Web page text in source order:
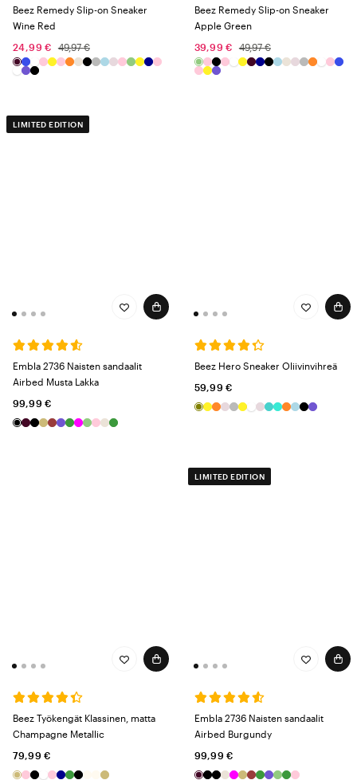
Beez Remedy Slip-on Sneaker
Wine Red
24,99 €
49,97 €
Beez Remedy Slip-on Sneaker
Apple Green
39,99 €
49,97 €
LIMITED EDITION
Embla 2736 Naisten sandaalit
Airbed Musta Lakka
99,99 €
Beez Hero Sneaker Oliivinvihreä
59,99 €
Beez Työkengät Klassinen, matta
Champagne Metallic
79,99 €
LIMITED EDITION
Embla 2736 Naisten sandaalit
Airbed Burgundy
99,99 €